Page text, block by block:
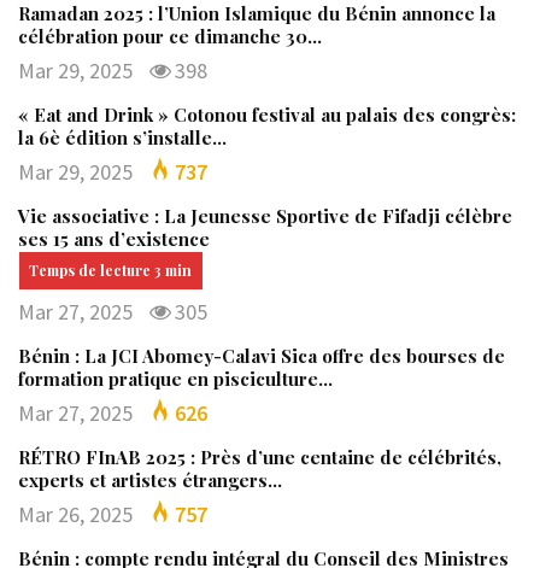
Ramadan 2025 : l’Union Islamique du Bénin annonce la
célébration pour ce dimanche 30…
Mar 29, 2025 398
« Eat and Drink » Cotonou festival au palais des congrès:
la 6è édition s’installe…
Mar 29, 2025 737
Vie associative : La Jeunesse Sportive de Fifadji célèbre
ses 15 ans d’existence
Mar 27, 2025 305
Bénin : La JCI Abomey-Calavi Sica offre des bourses de
formation pratique en pisciculture…
Mar 27, 2025 626
RÉTRO FInAB 2025 : Près d’une centaine de célébrités,
experts et artistes étrangers…
Mar 26, 2025 757
Bénin : compte rendu intégral du Conseil des Ministres